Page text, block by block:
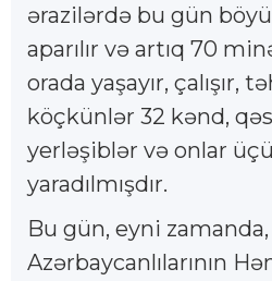
ərazilərdə bu gün
aparılır və artıq 70
orada yaşayır, çalışır,
köçkünlər 32 kənd,
yerləşiblər və onlar
yaradılmışdır.
Bu gün, eyni
Azərbaycanlılarının